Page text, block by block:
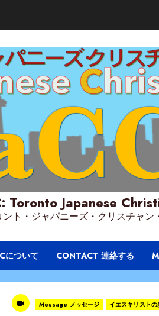
Toronto Japanese
ント・ジャパニーズ・クリスチャン
について CONTACT 連絡する
Message メッセージ イエスキリストの